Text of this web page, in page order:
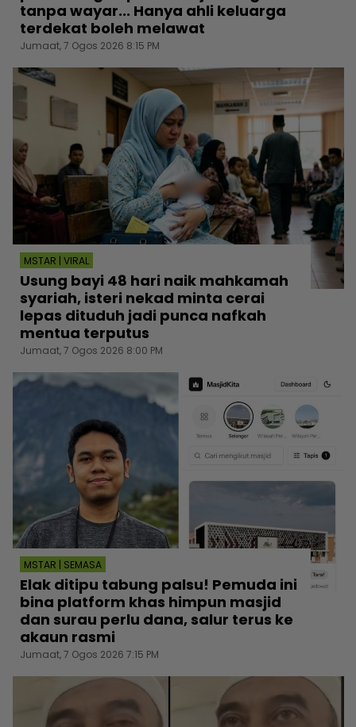
tanpa wayar... Hanya ahli keluarga
terdekat boleh melawat
Jumaat, 7 Ogos 2026 8:15 PM
MSTAR | VIRAL
Usung bayi 48 hari naik mahkamah
syariah, isteri nekad minta cerai
lepas dituduh jadi punca nafkah
mentua terputus
Jumaat, 7 Ogos 2026 8:00 PM
MSTAR | SEMASA
Elak ditipu tabung palsu! Pemuda ini
bina platform khas himpun masjid
dan surau perlu dana, salur terus ke
akaun rasmi
Jumaat, 7 Ogos 2026 7:15 PM